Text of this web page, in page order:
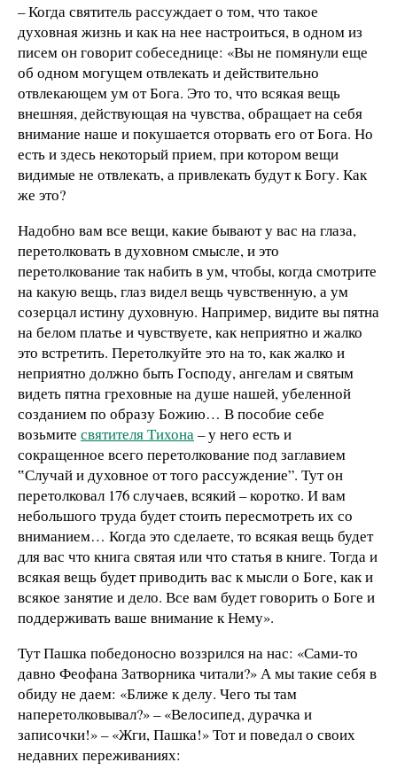
– Когда святитель рассуждает о том, что такое
духовная жизнь и как на нее настроиться, в одном из
писем он говорит собеседнице: «Вы не помянули еще
об одном могущем отвлекать и действительно
отвлекающем ум от Бога. Это то, что всякая вещь
внешняя, действующая на чувства, обращает на себя
внимание наше и покушается оторвать его от Бога. Но
есть и здесь некоторый прием, при котором вещи
видимые не отвлекать, а привлекать будут к Богу. Как
же это?
Надобно вам все вещи, какие бывают у вас на глаза,
перетолковать в духовном смысле, и это
перетолкование так набить в ум, чтобы, когда смотрите
на какую вещь, глаз видел вещь чувственную, а ум
созерцал истину духовную. Например, видите вы пятна
на белом платье и чувствуете, как неприятно и жалко
это встретить. Перетолкуйте это на то, как жалко и
неприятно должно быть Господу, ангелам и святым
видеть пятна греховные на душе нашей, убеленной
созданием по образу Божию… В пособие себе
возьмите святителя Тихона– у него есть и
сокращенное всего перетолкование под заглавием
‟Случай и духовное от того рассуждение”. Тут он
перетолковал 176 случаев, всякий – коротко. И вам
небольшого труда будет стоить пересмотреть их со
вниманием… Когда это сделаете, то всякая вещь будет
для вас что книга святая или что статья в книге. Тогда и
всякая вещь будет приводить вас к мысли о Боге, как и
всякое занятие и дело. Все вам будет говорить о Боге и
поддерживать ваше внимание к Нему».
Тут Пашка победоносно воззрился на нас: «Сами-то
давно Феофана Затворника читали?» А мы такие себя в
обиду не даем: «Ближе к делу. Чего ты там
наперетолковывал?» – «Велосипед, дурачка и
записочки!» – «Жги, Пашка!» Тот и поведал о своих
недавних переживаниях: